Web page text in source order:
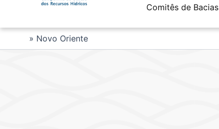
Comitês de Bacias
Novo Oriente